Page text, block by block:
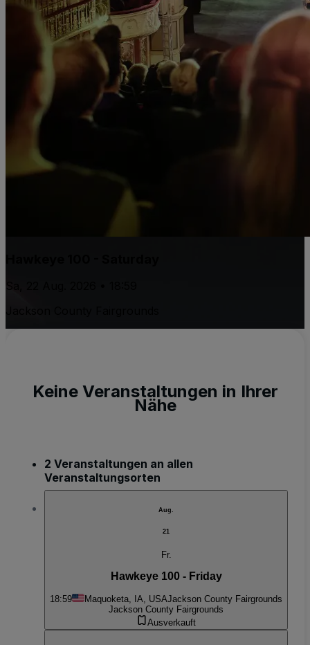
Sa, 22 Aug. 2026 • 18:59
Keine Veranstaltungen in Ihrer
Nähe
2 Veranstaltungen an allen
Veranstaltungsorten
Aug.
21
Fr.
Hawkeye 100 - Friday
18:59 Maquoketa, IA, USAJackson County Fairgrounds
Jackson County Fairgrounds
Ausverkauft